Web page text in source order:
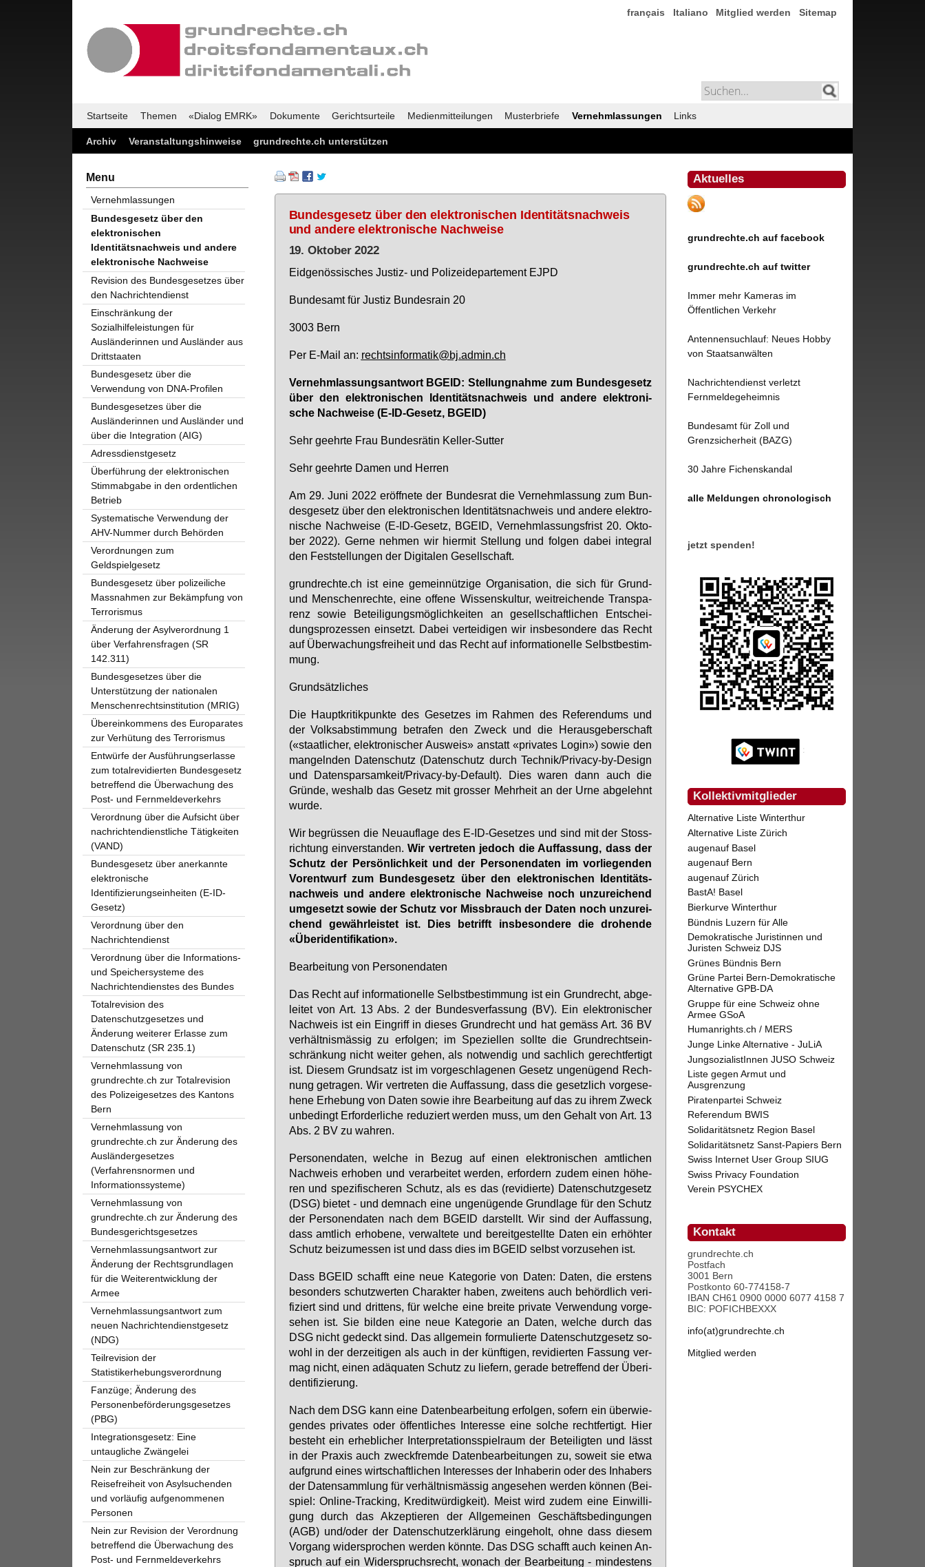
français Italiano Mitglied werden Sitemap
Startseite Themen «Dialog EMRK» Dokumente Gerichtsurteile Medienmitteilungen Musterbriefe Vernehmlassungen Links
Archiv Veranstaltungshinweise grundrechte.ch unterstützen
Bundesgesetz über den elektronischen Identitätsnachweis
und andere elektronische Nachweise
19. Oktober 2022
Eid­ge­nös­si­sches Jus­tiz- und Po­li­zei­de­par­te­ment EJPD
Bun­des­amt für Jus­tiz Bun­des­rain 20
3003 Bern
Per E-Mail an: rechts­in­for­ma­tik@​bj.​admin.​ch
Ver­nehm­las­sungs­ant­wort BGE­ID: Stel­lung­nah­me zum Bun­des­ge­setz
über den elek­tro­ni­schen Iden­ti­täts­nach­weis und an­de­re elek­tro­ni­
sche Nach­wei­se (E-ID-Ge­setz, BGE­ID)
Sehr ge­ehr­te Frau Bun­des­rä­tin Kel­ler-Sut­ter
Sehr ge­ehr­te Da­men und Her­ren
Am 29. Ju­ni 2022 er­öff­ne­te der Bun­des­rat die Ver­nehm­las­sung zum Bun­
des­ge­setz über den elek­tro­ni­schen Iden­ti­täts­nach­weis und an­de­re elek­tro­
ni­sche Nach­wei­se (E-ID-Ge­setz, BGE­ID, Ver­nehm­las­sungs­frist 20. Ok­to­
ber 2022). Ger­ne neh­men wir hier­mit Stel­lung und fol­gen da­bei in­te­gral
den Fest­stel­lun­gen der Di­gi­ta­len Ge­sell­schaft.
grund­rech­te.ch ist ei­ne ge­mein­nüt­zi­ge Or­ga­ni­sa­ti­on, die sich für Grund-
und Men­schen­rech­te, ei­ne of­fe­ne Wis­sens­kul­tur, weit­rei­chen­de Trans­pa­
renz so­wie Be­tei­li­gungs­mög­lich­kei­ten an ge­sell­schaft­li­chen Ent­schei­
dungs­pro­zes­sen ein­setzt. Da­bei ver­tei­di­gen wir ins­be­son­de­re das Recht
auf Über­wa­chungs­frei­heit und das Recht auf in­for­ma­tio­nel­le Selbst­be­stim­
mung.
Grund­sätz­li­ches
Die Haupt­kri­tik­punk­te des Ge­set­zes im Rah­men des Re­fe­ren­dums und
der Volks­ab­stim­mung be­tra­fen den Zweck und die Her­aus­ge­ber­schaft
(«staat­li­cher, elek­tro­ni­scher Aus­weis» an­statt «pri­va­tes Log­in») so­wie den
man­geln­den Da­ten­schutz (Da­ten­schutz durch Tech­nik/Pri­va­cy-by-De­sign
und Da­ten­spar­sam­keit/Pri­va­cy-by-De­fault). Dies wa­ren dann auch die
Grün­de, wes­halb das Ge­setz mit gros­ser Mehr­heit an der Ur­ne ab­ge­lehnt
wur­de.
Wir be­grüs­sen die Neu­auf­la­ge des E-ID-Ge­set­zes und sind mit der Stoss­
rich­tung ein­ver­stan­den.Wir ver­tre­ten je­doch die Auf­fas­sung, dass der
Schutz der Per­sön­lich­keit und der Per­so­nen­da­ten im vor­lie­gen­den
Vor­ent­wurf zum Bun­des­ge­setz über den elek­tro­ni­schen Iden­ti­täts­
nach­weis und an­de­re elek­tro­ni­sche Nach­wei­se noch un­zu­rei­chend
um­ge­setzt so­wie der Schutz vor Miss­brauch der Da­ten noch un­zu­rei­
chend ge­währ­leis­tet ist. Dies be­trifft ins­be­son­de­re die dro­hen­de
«Über­i­den­ti­fi­ka­ti­on».
Be­ar­bei­tung von Per­so­nen­da­ten
Das Recht auf in­for­ma­tio­nel­le Selbst­be­stim­mung ist ein Grund­recht, ab­ge­
lei­tet von Art. 13 Abs. 2 der Bun­des­ver­fas­sung (BV). Ein elek­tro­ni­scher
Nach­weis ist ein Ein­griff in die­ses Grund­recht und hat ge­mäss Art. 36 BV
ver­hält­nis­mäs­sig zu er­fol­gen; im Spe­zi­el­len soll­te die Grund­recht­s­ein­
schrän­kung nicht wei­ter ge­hen, als not­wen­dig und sach­lich ge­recht­fer­tigt
ist. Die­sem Grund­satz ist im vor­ge­schla­ge­nen Ge­setz un­ge­nü­gend Rech­
nung ge­tra­gen. Wir ver­tre­ten die Auf­fas­sung, dass die ge­setz­lich vor­ge­se­
he­ne Er­he­bung von Da­ten so­wie ih­re Be­ar­bei­tung auf das zu ih­rem Zweck
un­be­dingt Er­for­der­li­che re­du­ziert wer­den muss, um den Ge­halt von Art. 13
Abs. 2 BV zu wah­ren.
Per­so­nen­da­ten, wel­che in Be­zug auf ei­nen elek­tro­ni­schen amt­li­chen
Nach­weis er­ho­ben und ver­ar­bei­tet wer­den, er­for­dern zu­dem ei­nen hö­he­
ren und spe­zi­fi­sche­ren Schutz, als es das (re­vi­dier­te) Da­ten­schutz­ge­setz
(DSG) bie­tet - und dem­nach ei­ne un­ge­nü­gen­de Grund­la­ge für den Schutz
der Per­so­nen­da­ten nach dem BGE­ID dar­stellt. Wir sind der Auf­fas­sung,
dass amt­lich er­ho­be­ne, ver­wal­te­te und be­reit­ge­stell­te Da­ten ein er­höh­ter
Schutz bei­zu­mes­sen ist und dass dies im BGE­ID selbst vor­zu­se­hen ist.
Dass BGE­ID schafft ei­ne neue Ka­te­go­rie von Da­ten: Da­ten, die ers­tens
be­son­ders schutz­wer­ten Cha­rak­ter ha­ben, zwei­tens auch be­hörd­lich ve­ri­
fi­ziert sind und drit­tens, für wel­che ei­ne brei­te pri­va­te Ver­wen­dung vor­ge­
se­hen ist. Sie bil­den ei­ne neue Ka­te­go­rie an Da­ten, wel­che durch das
DSG nicht ge­deckt sind. Das all­ge­mein for­mu­lier­te Da­ten­schutz­ge­setz so­
wohl in der der­zei­ti­gen als auch in der künf­ti­gen, re­vi­dier­ten Fas­sung ver­
mag nicht, ei­nen ad­äqua­ten Schutz zu lie­fern, ge­ra­de be­tref­fend der Über­i­
den­ti­fi­zie­rung.
Nach dem DSG kann ei­ne Da­ten­be­ar­bei­tung er­fol­gen, so­fern ein über­wie­
gen­des pri­va­tes oder öf­fent­li­ches In­ter­es­se ei­ne sol­che recht­fer­tigt. Hier
be­steht ein er­heb­li­cher In­ter­pre­ta­ti­ons­spiel­raum der Be­tei­lig­ten und lässt
in der Pra­xis auch zweck­frem­de Da­ten­be­ar­bei­tun­gen zu, so­weit sie et­wa
auf­grund ei­nes wirt­schaft­li­chen In­ter­es­ses der In­ha­be­rin oder des In­ha­bers
der Da­ten­samm­lung für ver­hält­nis­mäs­sig an­ge­se­hen wer­den kön­nen (Bei­
spiel: On­line-Tracking, Kre­dit­wür­dig­keit). Meist wird zu­dem ei­ne Ein­wil­li­
gung durch das Ak­zep­tie­ren der All­ge­mei­nen Ge­schäfts­be­din­gun­gen
(AGB) und/oder der Da­ten­schutz­er­klä­rung ein­ge­holt, oh­ne dass die­sem
Vor­gang wi­der­spro­chen wer­den könn­te. Das DSG schafft auch kei­nen An­
spruch auf ein Wi­der­spruchs­recht, wo­nach der Be­ar­bei­tung - min­des­tens
Aktuelles
grundrechte.ch auf facebook
grundrechte.ch auf twitter
Immer mehr Kameras im
Öffentlichen Verkehr
Antennensuchlauf: Neues Hobby
von Staatsanwälten
Nachrichtendienst verletzt
Fernmeldegeheimnis
Bundesamt für Zoll und
Grenzsicherheit (BAZG)
30 Jahre Fichenskandal
alle Meldungen chronologisch
jetzt spenden!
Kollektivmitglieder
Alternative Liste Winterthur
Alternative Liste Zürich
augenauf Basel
augenauf Bern
augenauf Zürich
BastA! Basel
Bierkurve Winterthur
Bündnis Luzern für Alle
Demokratische Juristinnen und
Juristen Schweiz DJS
Grünes Bündnis Bern
Grüne Partei Bern-Demokratische
Alternative GPB-DA
Gruppe für eine Schweiz ohne
Armee GSoA
Humanrights.ch / MERS
Junge Linke Alternative - JuLiA
JungsozialistInnen JUSO Schweiz
Liste gegen Armut und
Ausgrenzung
Piratenpartei Schweiz
Referendum BWIS
Solidaritätsnetz Region Basel
Solidaritätsnetz Sanst-Papiers Bern
Swiss Internet User Group SIUG
Swiss Privacy Foundation
Verein PSYCHEX
Kontakt
grundrechte.ch
Postfach
3001 Bern
Postkonto 60-774158-7
IBAN CH61 0900 0000 6077 4158 7
BIC: POFICHBEXXX
info(at)grundrechte.ch
Mitglied werden
Menu
Vernehmlassungen
Bundesgesetz über den
elektronischen
Identitätsnachweis und andere
elektronische Nachweise
Revision des Bundesgesetzes über
den Nachrichtendienst
Einschränkung der
Sozialhilfeleistungen für
Ausländerinnen und Ausländer aus
Drittstaaten
Bundesgesetz über die
Verwendung von DNA-Profilen
Bundesgesetzes über die
Ausländerinnen und Ausländer und
über die Integration (AIG)
Adressdienstgesetz
Überführung der elektronischen
Stimmabgabe in den ordentlichen
Betrieb
Systematische Verwendung der
AHV-Nummer durch Behörden
Verordnungen zum
Geldspielgesetz
Bundesgesetz über polizeiliche
Massnahmen zur Bekämpfung von
Terrorismus
Änderung der Asylverordnung 1
über Verfahrensfragen (SR
142.311)
Bundesgesetzes über die
Unterstützung der nationalen
Menschenrechtsinstitution (MRIG)
Übereinkommens des Europarates
zur Verhütung des Terrorismus
Entwürfe der Ausführungserlasse
zum totalrevidierten Bundesgesetz
betreffend die Überwachung des
Post- und Fernmeldeverkehrs
Verordnung über die Aufsicht über
nachrichtendienstliche Tätigkeiten
(VAND)
Bundesgesetz über anerkannte
elektronische
Identifizierungseinheiten (E-ID-
Gesetz)
Verordnung über den
Nachrichtendienst
Verordnung über die Informations-
und Speichersysteme des
Nachrichtendienstes des Bundes
Totalrevision des
Datenschutzgesetzes und
Änderung weiterer Erlasse zum
Datenschutz (SR 235.1)
Vernehmlassung von
grundrechte.ch zur Totalrevision
des Polizeigesetzes des Kantons
Bern
Vernehmlassung von
grundrechte.ch zur Änderung des
Ausländergesetzes
(Verfahrensnormen und
Informationssysteme)
Vernehmlassung von
grundrechte.ch zur Änderung des
Bundesgerichtsgesetzes
Vernehmlassungsantwort zur
Änderung der Rechtsgrundlagen
für die Weiterentwicklung der
Armee
Vernehmlassungsantwort zum
neuen Nachrichtendienstgesetz
(NDG)
Teilrevision der
Statistikerhebungsverordnung
Fanzüge; Änderung des
Personenbeförderungsgesetzes
(PBG)
Integrationsgesetz: Eine
untaugliche Zwängelei
Nein zur Beschränkung der
Reisefreiheit von Asylsuchenden
und vorläufig aufgenommenen
Personen
Nein zur Revision der Verordnung
betreffend die Überwachung des
Post- und Fernmeldeverkehrs